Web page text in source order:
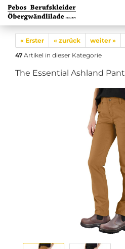
« Erster « zurück weiter »
47 Artikel in dieser Kategorie
The Essential Ashland Pant